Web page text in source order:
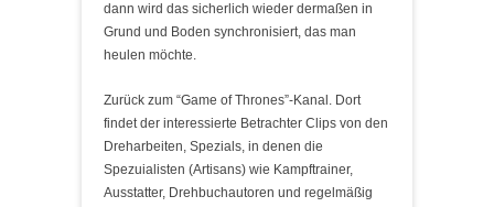
dann wird das sicherlich wieder dermaßen in
Grund und Boden synchronisiert, das man
heulen möchte.
Zurück zum “Game of Thrones”-Kanal. Dort
findet der interessierte Betrachter Clips von den
Dreharbeiten, Spezials, in denen die
Spezuialisten (Artisans) wie Kampftrainer,
Ausstatter, Drehbuchautoren und regelmäßig